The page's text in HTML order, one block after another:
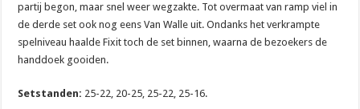
partij begon, maar snel weer wegzakte. Tot overmaat van ramp viel in
de derde set ook nog eens Van Walle uit. Ondanks het verkrampte
spelniveau haalde Fixit toch de set binnen, waarna de bezoekers de
handdoek gooiden.
Setstanden: 25-22, 20-25, 25-22, 25-16.